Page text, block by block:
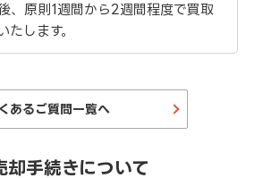
、原則1週間から2週間程度で買取
たします。
あるご質問一覧へ
却手続きについて